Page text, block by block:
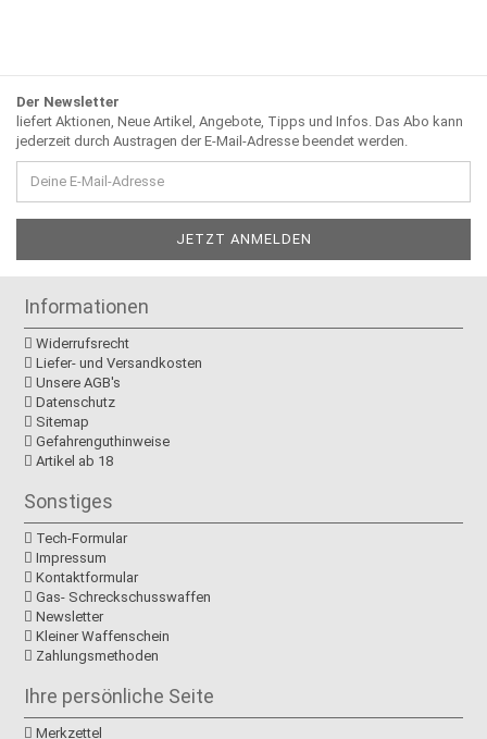
Der Newsletter
liefert Aktionen, Neue Artikel, Angebote, Tipps und Infos. Das Abo kann
jederzeit durch Austragen der E-Mail-Adresse beendet werden.
Informationen
Widerrufsrecht
Liefer- und Versandkosten
Unsere AGB's
Datenschutz
Sitemap
Gefahrenguthinweise
Artikel ab 18
Sonstiges
Tech-Formular
Impressum
Kontaktformular
Gas- Schreckschusswaffen
Newsletter
Kleiner Waffenschein
Zahlungsmethoden
Ihre persönliche Seite
Merkzettel